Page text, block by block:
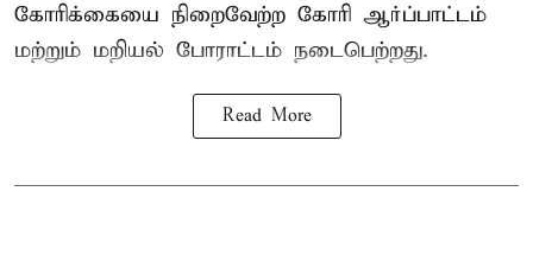
கோரிக்கையை நிறைவேற்ற கோரி ஆர்ப்பாட்டம்
மற்றும் மறியல் போராட்டம் நடைபெற்றது.
Read More